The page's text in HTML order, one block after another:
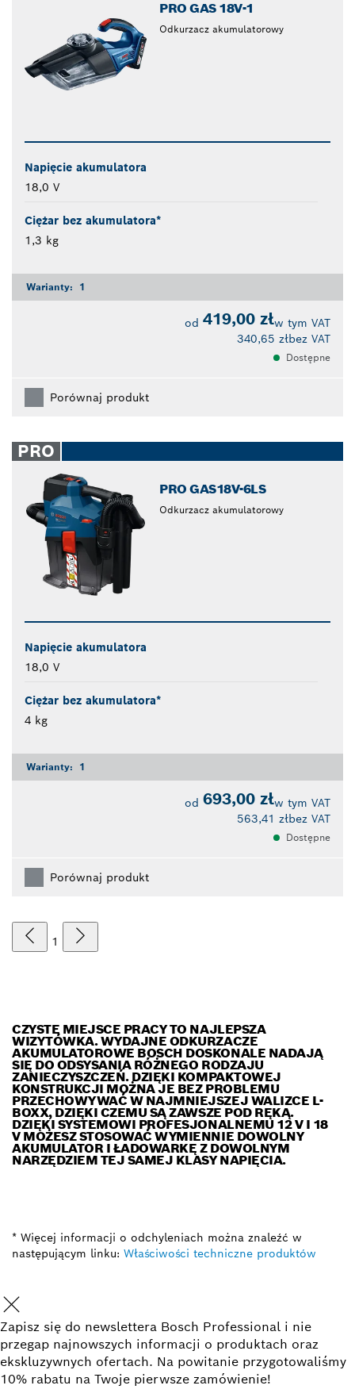
PRO GAS 18V-1
Odkurzacz akumulatorowy
Napięcie akumulatora
18,0 V
Ciężar bez akumulatora*
1,3 kg
Warianty: 1
od 419,00 złw tym VAT
340,65 złbez VAT
Dostępne
Porównaj produkt
PRO
PRO GAS18V-6LS
Odkurzacz akumulatorowy
Napięcie akumulatora
18,0 V
Ciężar bez akumulatora*
4 kg
Warianty: 1
od 693,00 złw tym VAT
563,41 złbez VAT
Dostępne
Porównaj produkt
1
CZYSTE MIEJSCE PRACY TO NAJLEPSZA
WIZYTÓWKA. WYDAJNE ODKURZACZE
AKUMULATOROWE BOSCH DOSKONALE NADAJĄ
SIĘ DO ODSYSANIA RÓŻNEGO RODZAJU
ZANIECZYSZCZEŃ. DZIĘKI KOMPAKTOWEJ
KONSTRUKCJI MOŻNA JE BEZ PROBLEMU
PRZECHOWYWAĆ W NAJMNIEJSZEJ WALIZCE L-
BOXX, DZIĘKI CZEMU SĄ ZAWSZE POD RĘKĄ.
DZIĘKI SYSTEMOWI PROFESJONALNEMU 12 V I 18
V MOŻESZ STOSOWAĆ WYMIENNIE DOWOLNY
AKUMULATOR I ŁADOWARKĘ Z DOWOLNYM
NARZĘDZIEM TEJ SAMEJ KLASY NAPIĘCIA.
* Więcej informacji o odchyleniach można znaleźć w
następującym linku: Właściwości techniczne produktów
Zapisz się do newslettera Bosch Professional i nie
przegap najnowszych informacji o produktach oraz
ekskluzywnych ofertach. Na powitanie przygotowaliśmy
10% rabatu na Twoje pierwsze zamówienie!